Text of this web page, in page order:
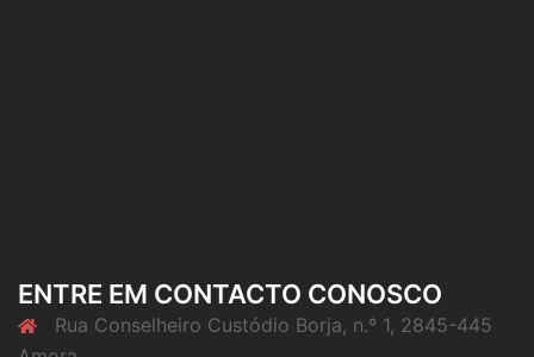
ENTRE EM CONTACTO CONOSCO
Rua Conselheiro Custódio Borja, n.º 1, 2845-445